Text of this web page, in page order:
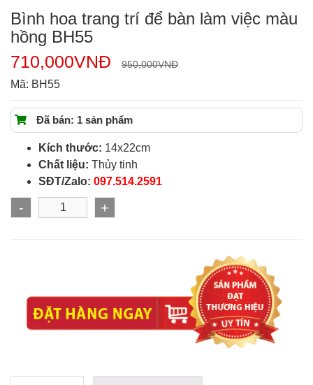
Bình hoa trang trí để bàn làm việc màu
hồng BH55
950,000VNĐ
710,000VNĐ
Mã: BH55
Đã bán: 1 sản phẩm
Kích thước: 14x22cm
Chất liệu: Thủy tinh
SĐT/Zalo: 097.514.2591
- +